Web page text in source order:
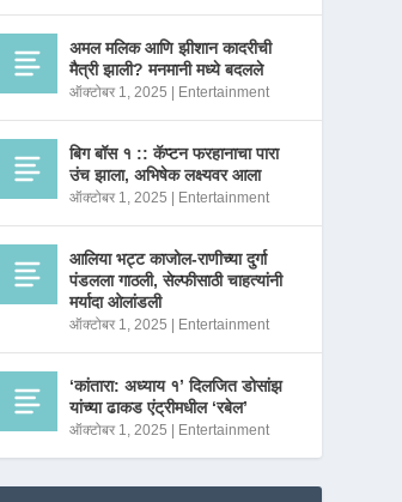
अमल मलिक आणि झीशान कादरीची
मैत्री झाली? मनमानी मध्ये बदलले
ऑक्टोबर 1, 2025 Entertainment
बिग बॉस १ :: कॅप्टन फरहानाचा पारा
उंच झाला, अभिषेक लक्ष्यवर आला
ऑक्टोबर 1, 2025 Entertainment
आलिया भट्ट काजोल-राणीच्या दुर्गा
पंडलला गाठली, सेल्फीसाठी चाहत्यांनी
मर्यादा ओलांडली
ऑक्टोबर 1, 2025 Entertainment
‘कांतारा: अध्याय १’ दिलजित डोसांझ
यांच्या ढाकड एंट्रीमधील ‘रबेल’
ऑक्टोबर 1, 2025 Entertainment